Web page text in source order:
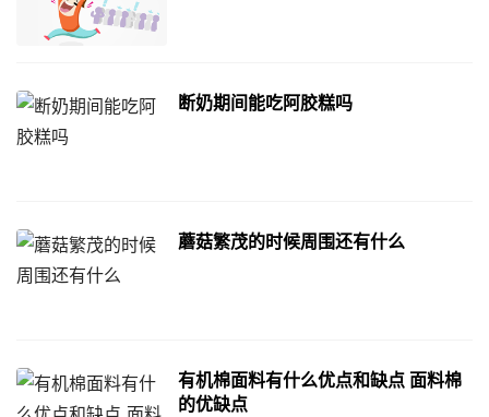
断奶期间能吃阿胶糕吗
蘑菇繁茂的时候周围还有什么
有机棉面料有什么优点和缺点 面料棉
的优缺点